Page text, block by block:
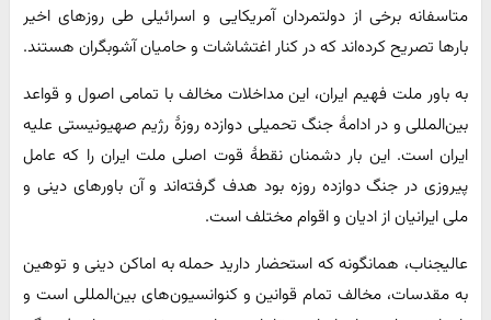
متاسفانه برخی از دولتمردان آمریکایی و اسرائیلی طی روزهای اخیر
بارها تصریح کرده‌اند که در کنار اغتشاشات و حامیان آشوبگران هستند.
به باور ملت فهیم ایران، این مداخلات مخالف با تمامی اصول و قواعد
بین‌المللی و در ادامۀ جنگ تحمیلی دوازده روزۀ رژیم صهیونیستی علیه
ایران است. این بار دشمنان نقطۀ قوت اصلی ملت ایران را که عامل
پیروزی در جنگ دوازده روزه بود هدف گرفته‌اند و آن باورهای دینی و
ملی ایرانیان از ادیان و اقوام مختلف است.
عالیجناب، همانگونه که استحضار دارید حمله به اماکن دینی و توهین
به مقدسات، مخالف تمام قوانین و کنوانسیون‌های بین‌المللی است و